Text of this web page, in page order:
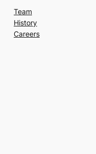
Team
History
Careers